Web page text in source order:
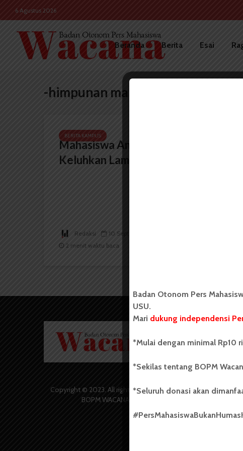
6 Agustus 2026
Beranda Berita Esai
-himpunan mahasiswa
BERITA KAMPUS
Mahasiswa Antropologi
Keluhkan Lamanya...
Redaksi
10 September 2022
2 menit waktu baca
Copyright © 2023. All rights reserved
BOPM WACANA.
Badan
yang berdiri
Universitas
salah satu
(UKM) di
USU yang
Badan Otonom Pers
USU.
Mari dukung independensi
*Mulai dengan minimal Rp10
*Sekilas tentang BOPM
*Seluruh donasi akan